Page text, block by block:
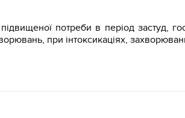
потреби в період застуд,
при інтоксикаціях,